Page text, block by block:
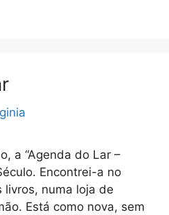
a “Agenda do Lar –
Encontrei-a no
numa loja de
Está como nova, sem